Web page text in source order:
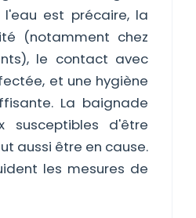
est précaire, la
(notamment chez
le contact avec
et une hygiène
La baignade
susceptibles d'être
aussi être en cause.
les mesures de